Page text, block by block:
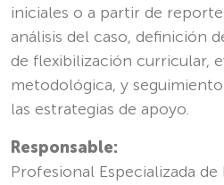
iniciales o a partir de
análisis del caso, definición
de flexibilización curricular,
metodológica, y
las estrategias de apoyo.
Responsable:
Profesional Especializada de